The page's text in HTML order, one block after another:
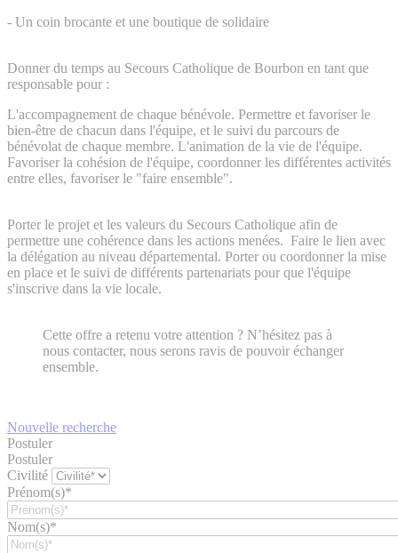
- Un coin brocante et une boutique de solidaire
Donner du temps au Secours Catholique de Bourbon en tant que
responsable pour :
L'accompagnement de chaque bénévole. Permettre et favoriser le
bien-être de chacun dans l'équipe, et le suivi du parcours de
bénévolat de chaque membre. L'animation de la vie de l'équipe.
Favoriser la cohésion de l'équipe, coordonner les différentes activités
entre elles, favoriser le "faire ensemble".
Porter le projet et les valeurs du Secours Catholique afin de
permettre une cohérence dans les actions menées. Faire le lien avec
la délégation au niveau départemental. Porter ou coordonner la mise
en place et le suivi de différents partenariats pour que l'équipe
s'inscrive dans la vie locale.
Cette offre a retenu votre attention ? N’hésitez pas à
nous contacter, nous serons ravis de pouvoir échanger
ensemble.
Nouvelle recherche
Postuler
Postuler
Civilité
Prénom(s)*
Nom(s)*